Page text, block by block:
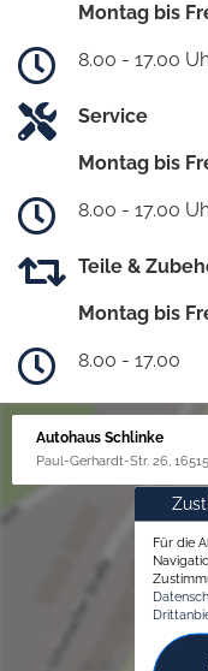
Montag bis
8.00 - 17.00
Service
Montag bis
8.00 - 17.00
Teile &
Montag bis
8.00 - 17.00
Autohaus Schlinke
Paul-Gerhardt-Str. 26,
Für die